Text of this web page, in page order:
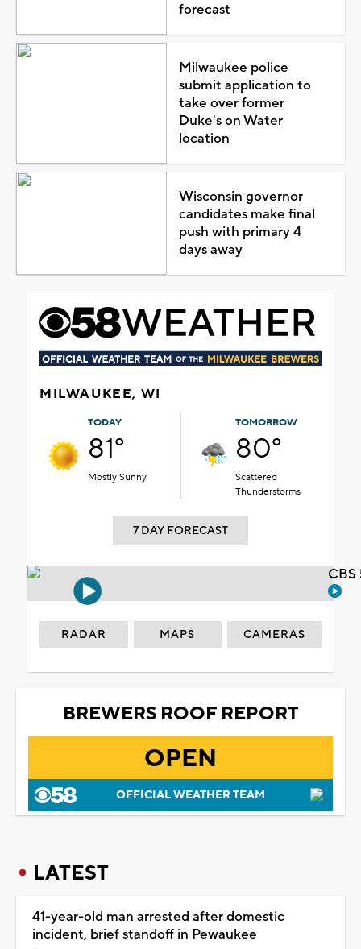
forecast
Milwaukee police
submit application to
take over former
Duke's on Water
location
Wisconsin governor
candidates make final
push with primary 4
days away
MILWAUKEE, WI
TODAY
81°
Mostly Sunny
TOMORROW
80°
Scattered
Thunderstorms
7 DAY FORECAST
RADAR MAPS CAMERAS
BREWERS ROOF REPORT
OPEN
OFFICIAL WEATHER TEAM
LATEST
41-year-old man arrested after domestic
incident, brief standoff in Pewaukee